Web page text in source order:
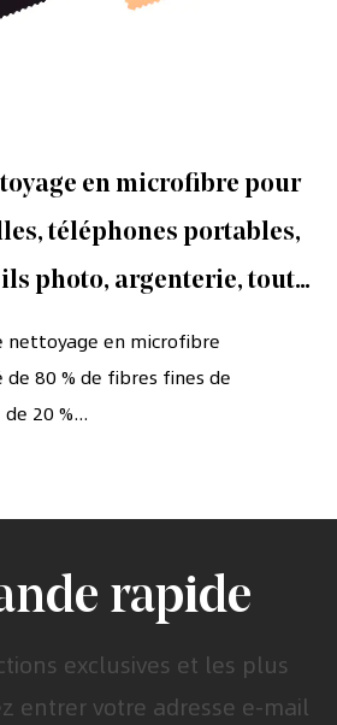
en microfibre pour
téléphones portables,
photo, argenterie, toute
surface délicate
nettoyage en microfibre
de 80 % de fibres fines de
20 %...
rapide
exclusives et les plus
entrer votre adresse e-mail